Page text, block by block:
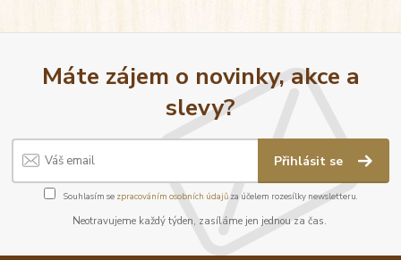
Máte zájem o novinky, akce a
slevy?
Přihlásit se
Souhlasím se zpracováním osobních údajůza účelem rozesílky newsletteru.
Neotravujeme každý týden, zasíláme jen jednou za čas.